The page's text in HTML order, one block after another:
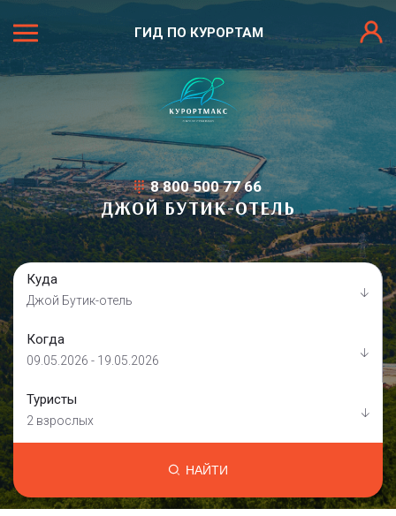
ГИД ПО КУРОРТАМ
8 800 500 77 66
ДЖОЙ БУТИК-ОТЕЛЬ
Куда
Джой Бутик-отель
Когда
09.05.2026 - 19.05.2026
Туристы
2 взрослых
НАЙТИ